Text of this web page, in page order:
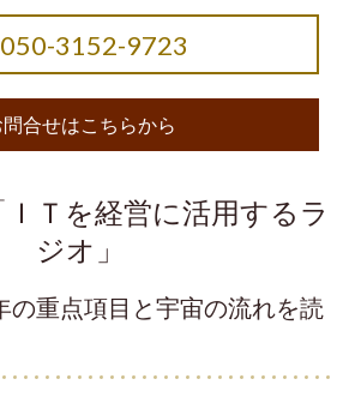
050-3152-9723
問合せはこちらから
Ｔを経営に活用するラ
ジオ」
重点項目と宇宙の流れを読